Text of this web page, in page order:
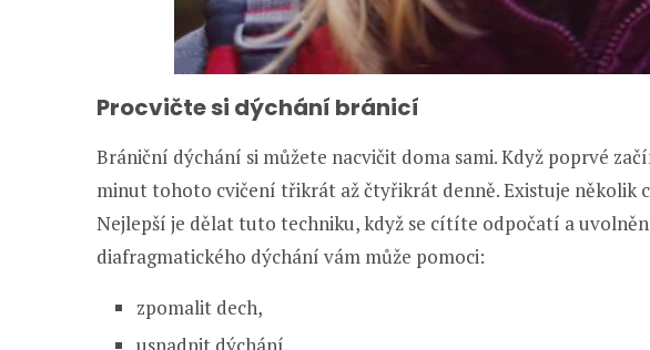
Procvičte si dýchání bránicí
Brániční dýchání si můžete nacvičit doma sami. Když poprvé
minut tohoto cvičení třikrát až čtyřikrát denně. Existuje několik
Nejlepší je dělat tuto techniku, když se cítíte odpočatí a
diafragmatického dýchání vám může pomoci:
zpomalit dech,